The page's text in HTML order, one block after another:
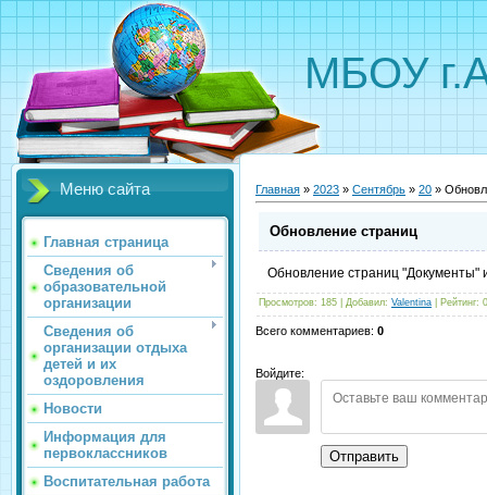
МБОУ
Меню сайта
Главная страница
Сведения об
образовательной
организации
Сведения об
организации отдыха
детей и их
оздоровления
Новости
Информация для
первоклассников
Воспитательная работа
Главная » 2023 » Сентябрь » 20 »
Обновление страниц
Обновление страниц "Документы"
Просмотров: 185 Добавил: Valentina Рейтинг:
Всего комментариев: 0
Войдите:
Отправить